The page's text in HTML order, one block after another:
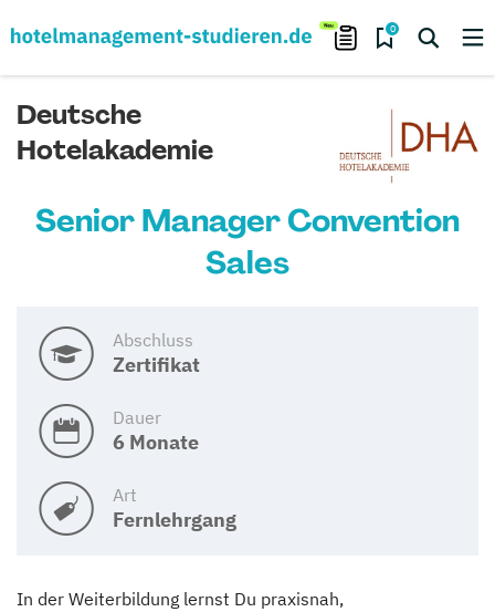
0
Deutsche
Hotelakademie
Senior Manager Convention
Sales
Abschluss
Zertifikat
Dauer
6 Monate
Art
Fernlehrgang
In der Weiterbildung lernst Du praxisnah,